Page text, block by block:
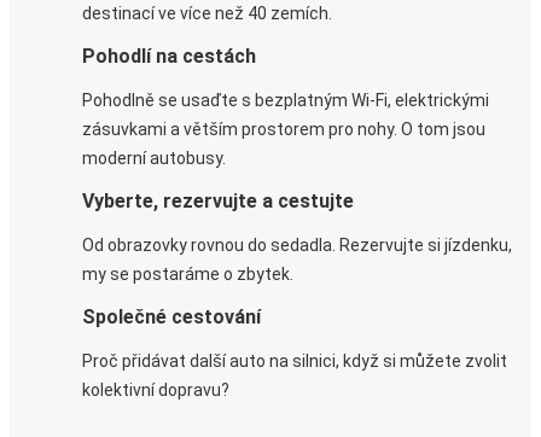
destinací ve více než 40 zemích.
Pohodlí na cestách
Pohodlně se usaďte s bezplatným Wi-Fi, elektrickými
zásuvkami a větším prostorem pro nohy. O tom jsou
moderní autobusy.
Vyberte, rezervujte a cestujte
Od obrazovky rovnou do sedadla. Rezervujte si jízdenku,
my se postaráme o zbytek.
Společné cestování
Proč přidávat další auto na silnici, když si můžete zvolit
kolektivní dopravu?